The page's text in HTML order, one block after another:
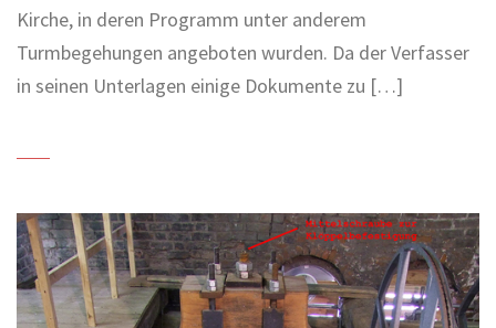
Kirche, in deren Programm unter anderem
Turmbegehungen angeboten wurden. Da der Verfasser
in seinen Unterlagen einige Dokumente zu […]